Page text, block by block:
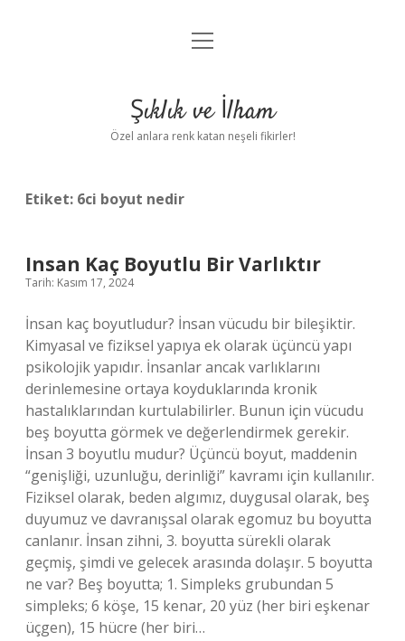
Anasayfa
Yasal Uyarı
menüyü
Şıklık ve İlham
Özel anlara renk katan neşeli fikirler!
Etiket: 6ci boyut nedir
Insan Kaç Boyutlu Bir Varlıktır
Tarih: Kasım 17, 2024
İnsan kaç boyutludur? İnsan vücudu bir bileşiktir.
Kimyasal ve fiziksel yapıya ek olarak üçüncü yapı
psikolojik yapıdır. İnsanlar ancak varlıklarını
derinlemesine ortaya koyduklarında kronik
hastalıklarından kurtulabilirler. Bunun için vücudu
beş boyutta görmek ve değerlendirmek gerekir.
İnsan 3 boyutlu mudur? Üçüncü boyut, maddenin
“genişliği, uzunluğu, derinliği” kavramı için kullanılır.
Fiziksel olarak, beden algımız, duygusal olarak, beş
duyumuz ve davranışsal olarak egomuz bu boyutta
canlanır. İnsan zihni, 3. boyutta sürekli olarak
geçmiş, şimdi ve gelecek arasında dolaşır. 5 boyutta
ne var? Beş boyutta; 1. Simpleks grubundan 5
simpleks; 6 köşe, 15 kenar, 20 yüz (her biri eşkenar
üçgen), 15 hücre (her biri…